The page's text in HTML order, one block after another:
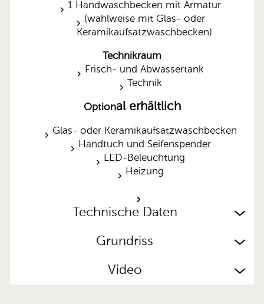
1 Handwaschbecken mit Armatur
(wahlweise mit Glas- oder
Keramikaufsatzwaschbecken)
Technikraum
Frisch- und Abwassertank
Technik
Optional erhältlich
Glas- oder Keramikaufsatzwaschbecken
Handtuch und Seifenspender
LED-Beleuchtung
Heizung
Technische Daten
Grundriss
Video